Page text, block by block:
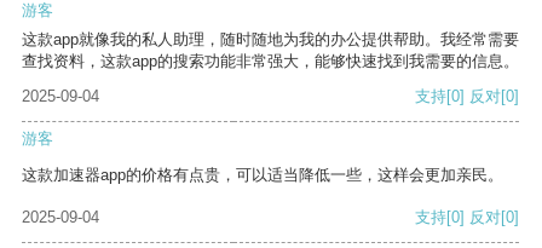
游客
这款app就像我的私人助理，随时随地为我的办公提供帮助。我经常需要
查找资料，这款app的搜索功能非常强大，能够快速找到我需要的信息。
2025-09-04
支持[0] 反对[0]
游客
这款加速器app的价格有点贵，可以适当降低一些，这样会更加亲民。
2025-09-04 支持[0] 反对[0]